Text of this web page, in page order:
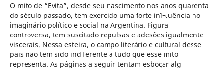
O mito de “Evita”, desde seu nascimento nos anos quarenta
do século passado, tem exercido uma forte inï¬‚uência no
imaginário político e social na Argentina. Figura
controversa, tem suscitado repulsas e adesões igualmente
viscerais. Nessa esteira, o campo literário e cultural desse
país não tem sido indiferente a tudo que esse mito
representa. As páginas a seguir tentam esboçar alg